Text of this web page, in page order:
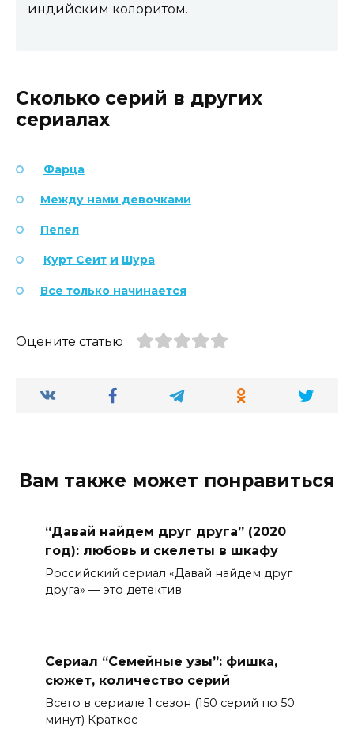
индийским колоритом.
Сколько серий в других
сериалах
Фарца
Между нами девочками
Пепел
Курт Сеит и Шура
Все только начинается
Оцените статью
Вам также может понравиться
“Давай найдем друг друга” (2020
год): любовь и скелеты в шкафу
Российский сериал «Давай найдем друг
друга» — это детектив
Сериал “Семейные узы”: фишка,
сюжет, количество серий
Всего в сериале 1 сезон (150 серий по 50
минут) Краткое